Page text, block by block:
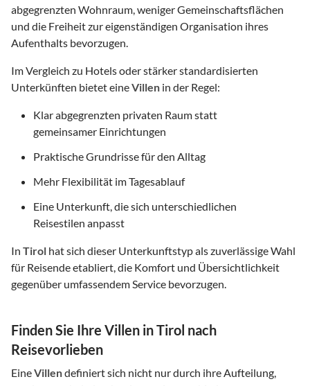
abgegrenzten Wohnraum, weniger Gemeinschaftsflächen
und die Freiheit zur eigenständigen Organisation ihres
Aufenthalts bevorzugen.
Im Vergleich zu Hotels oder stärker standardisierten
Unterkünften bietet eineVillen in der Regel:
Klar abgegrenzten privaten Raum statt
gemeinsamer Einrichtungen
Praktische Grundrisse für den Alltag
Mehr Flexibilität im Tagesablauf
Eine Unterkunft, die sich unterschiedlichen
Reisestilen anpasst
In Tirol hat sich dieser Unterkunftstyp als zuverlässige Wahl
für Reisende etabliert, die Komfort und Übersichtlichkeit
gegenüber umfassendem Service bevorzugen.
Finden Sie Ihre Villen in Tirol nach
Reisevorlieben
EineVillendefiniert sich nicht nur durch ihre Aufteilung,